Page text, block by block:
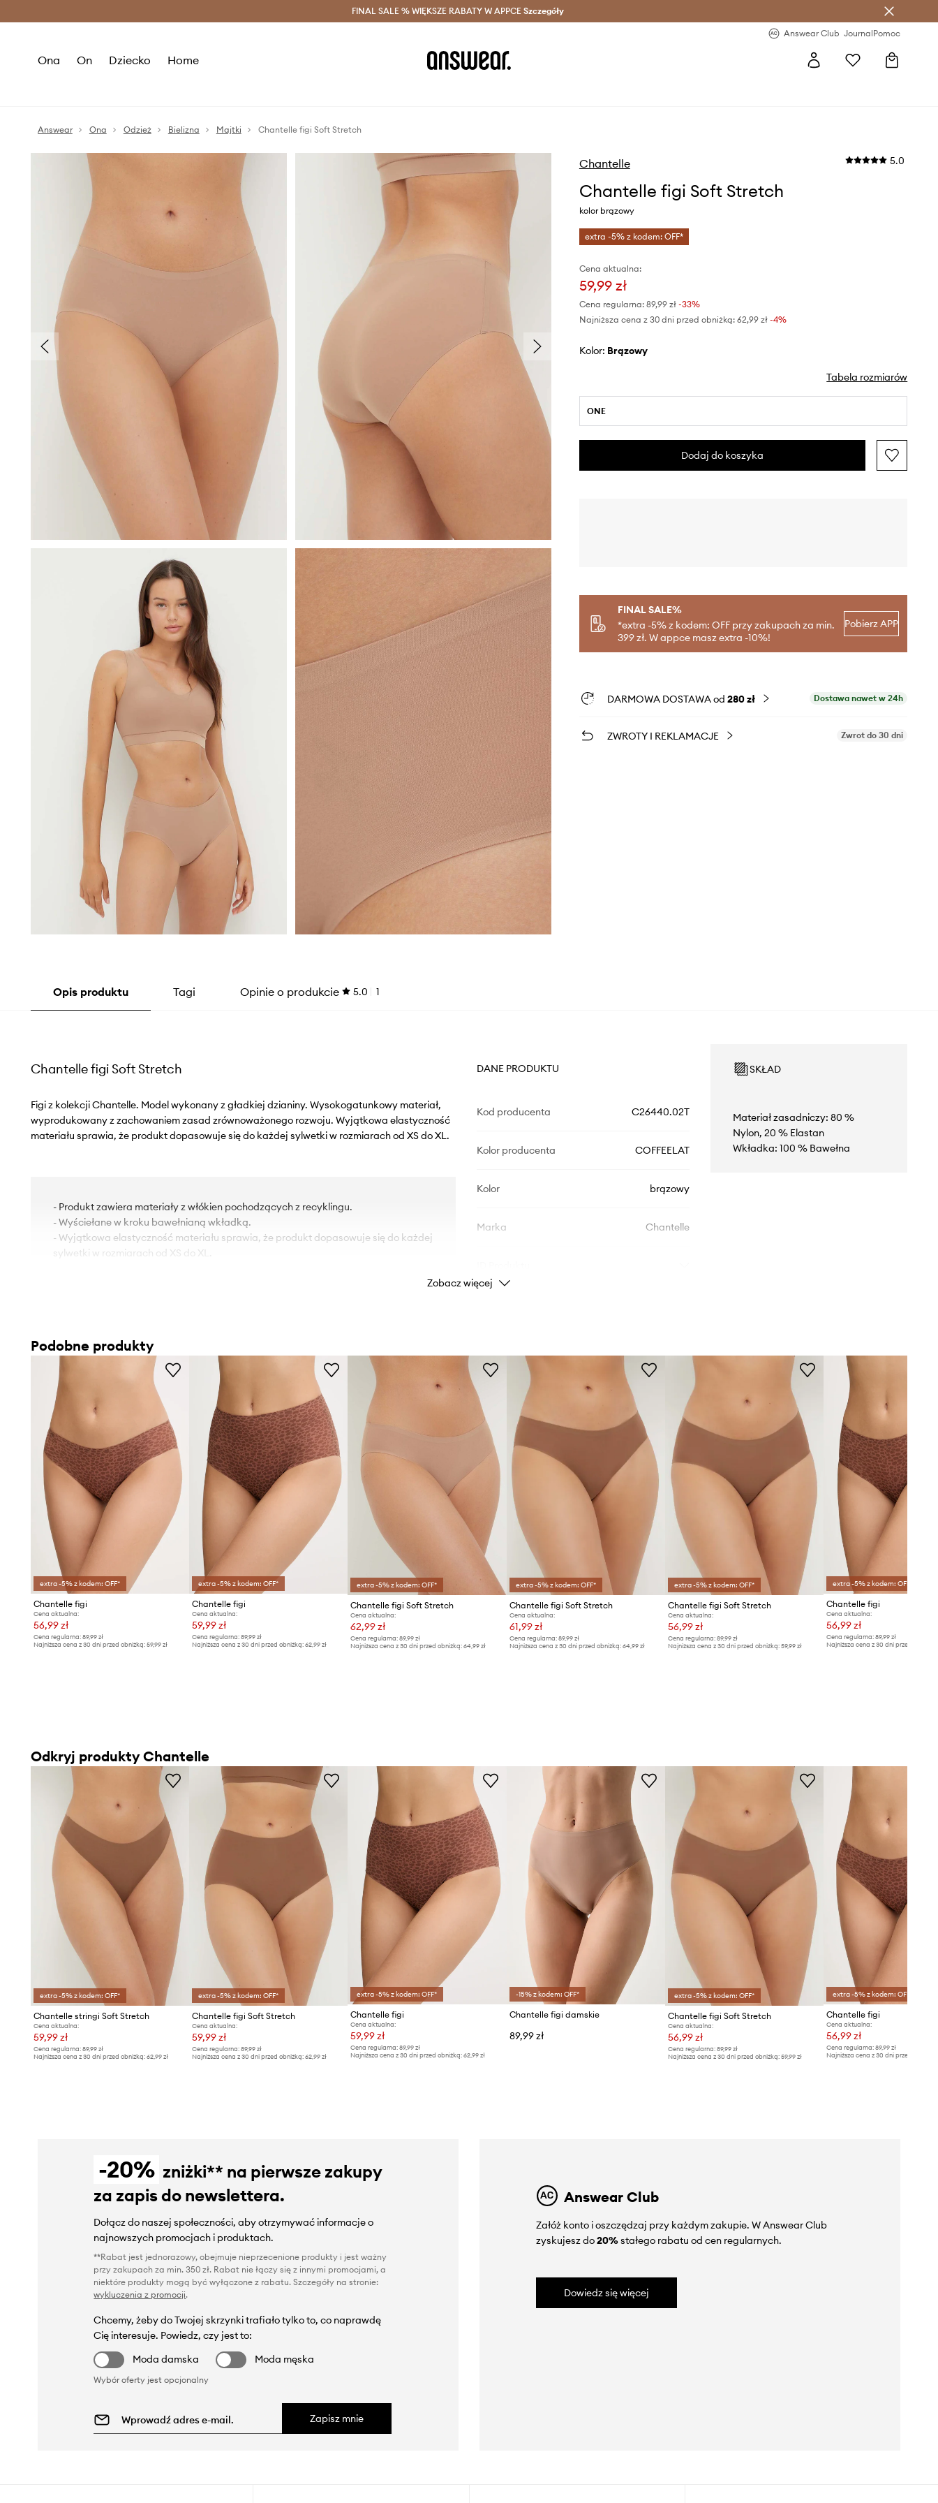
Oszczędzaj z Answear Club > Dostawa nawet w 24h >
FINAL SALE % WIĘKSZE RABATY W APPCE Szczegóły
Answear Club JournalPomoc
Ona On Dziecko Home
Answear Ona Odzież Bielizna Majtki Chantelle figi Soft Stretch
Chantelle 5.0
Chantelle figi Soft Stretch
kolor brązowy
extra -5% z kodem: OFF*
Cena aktualna:
59,99 zł
Cena regularna: 89,99 zł-33%
Najniższa cena z 30 dni przed obniżką: 62,99 zł -4%
Kolor: brązowy
Tabela rozmiarów
ONE
Dodaj do koszyka
FINAL SALE%
*extra -5% z kodem: OFF przy zakupach za min.
399 zł. W appce masz extra -10%!
Pobierz APP
DARMOWA DOSTAWA od 280 zł Dostawa nawet w 24h
ZWROTY I REKLAMACJE Zwrot do 30 dni
Opis produktu Tagi Opinie o produkcie 5.0 1
Chantelle figi Soft Stretch
Figi z kolekcji Chantelle. Model wykonany z gładkiej dzianiny. Wysokogatunkowy materiał,
wyprodukowany z zachowaniem zasad zrównoważonego rozwoju. Wyjątkowa elastyczność
materiału sprawia, że produkt dopasowuje się do każdej sylwetki w rozmiarach od XS do XL.
- Produkt zawiera materiały z włókien pochodzących z recyklingu.
- Wyściełane w kroku bawełnianą wkładką.
- Wyjątkowa elastyczność materiału sprawia, że produkt dopasowuje się do każdej
sylwetki w rozmiarach od XS do XL.
DANE PRODUKTU
Kod producenta C26440.02T
Kolor producenta COFFEELAT
Kolor brązowy
Marka Chantelle
SKŁAD
Materiał zasadniczy: 80 %
Nylon, 20 % Elastan
Wkładka: 100 % Bawełna
Zobacz więcej
Podobne produkty
extra -5% z kodem: OFF*
Chantelle figi
Cena aktualna:
56,99 zł
Cena regularna: 89,99 zł
Najniższa cena z 30 dni przed obniżką: 59,99 zł
extra -5% z kodem: OFF*
Chantelle figi
Cena aktualna:
59,99 zł
Cena regularna:89,99 zł
Najniższa cena z 30 dni przed obniżką:62,99 zł
extra -5% z kodem: OFF*
Chantelle figi Soft Stretch
Cena aktualna:
62,99 zł
Cena regularna: 89,99 zł
Najniższa cena z 30 dni przed obniżką: 64,99 zł
extra -5% z kodem: OFF*
Chantelle figi Soft Stretch
Cena aktualna:
61,99 zł
Cena regularna: 89,99 zł
Najniższa cena z 30 dni przed obniżką: 64,99 zł
extra -5% z kodem: OFF*
Chantelle figi Soft Stretch
Cena aktualna:
56,99 zł
Cena regularna:89,99 zł
Najniższa cena z 30 dni przed obniżką:59,99 zł
extra -5% z kodem: OFF*
Chantelle figi
Cena aktualna:
56,99 zł
Cena regularna: 89,99 zł
Najniższa cena z 30 dni przed obniżką:
Odkryj produkty Chantelle
extra -5% z kodem: OFF*
Chantelle stringi Soft Stretch
Cena aktualna:
59,99 zł
Cena regularna: 89,99 zł
Najniższa cena z 30 dni przed obniżką: 62,99 zł
extra -5% z kodem: OFF*
Chantelle figi Soft Stretch
Cena aktualna:
59,99 zł
Cena regularna:89,99 zł
Najniższa cena z 30 dni przed obniżką:62,99 zł
extra -5% z kodem: OFF*
Chantelle figi
Cena aktualna:
59,99 zł
Cena regularna: 89,99 zł
Najniższa cena z 30 dni przed obniżką: 62,99 zł
-15% z kodem: OFF*
Chantelle figi damskie
89,99 zł
extra -5% z kodem: OFF*
Chantelle figi Soft Stretch
Cena aktualna:
56,99 zł
Cena regularna:89,99 zł
Najniższa cena z 30 dni przed obniżką:59,99 zł
extra -5% z kodem: OFF*
Chantelle figi
Cena aktualna:
56,99 zł
Cena regularna: 89,99 zł
Najniższa cena z 30 dni przed obniżką:
-20% zniżki** na pierwsze zakupy
za zapis do newslettera.
Dołącz do naszej społeczności, aby otrzymywać informacje o
najnowszych promocjach i produktach.
**Rabat jest jednorazowy, obejmuje nieprzecenione produkty i jest ważny
przy zakupach za min. 350 zł. Rabat nie łączy się z innymi promocjami, a
niektóre produkty mogą być wyłączone z rabatu. Szczegóły na stronie:
wykluczenia z promocji.
Chcemy, żeby do Twojej skrzynki trafiało tylko to, co naprawdę
Cię interesuje. Powiedz, czy jest to:
Moda damska
Moda męska
Wybór oferty jest opcjonalny
Zapisz mnie
Answear Club
Załóż konto i oszczędzaj przy każdym zakupie. W Answear Club
zyskujesz do20%stałego rabatu od cen regularnych.
Dowiedz się więcej